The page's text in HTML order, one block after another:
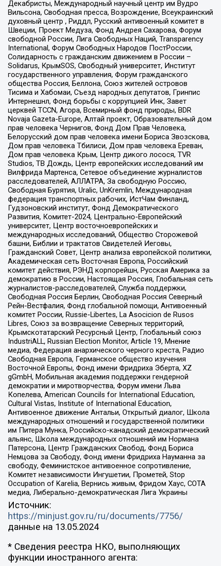
Декабристы, Международный научный центр им Вудро
Вильсона, Свободная пресса, Возрождение, Всеукраинский
духовный центр , Риддл, Русский антивоенный комитет в
Швеции, Проект Медуза, Фонд Андрея Сахарова, Форум
свободной России, Лига Свободных Наций, Transparеncy
International, Форум Свободных Народов ПостРоссии,
Солидарность с гражданским движением в России –
Solidarus, КрымSOS, Свободный университет, Институт
государственного управления, Форум гражданского
общества Россия, Беллона, Союз жителей островов
Тисима и Хабомаи, Съезд народных депутатов, Гринпис
Интернешнл, Фонд борьбы с коррупцией Инк, Завет
церквей TCCN, Агора, Всемирный фонд природы, BDR
Novaja Gazeta-Europe, Алтай проект, Образовательный дом
прав человека Чернигов, Фонд Дом Прав Человека,
Белорусский дом прав человека имени Бориса Звозскова,
Дом прав человека Тбилиси, Дом прав человека Ереван,
Дом прав человека Крым, Центр дикого лосося, TVR
Studios, ТВ Дождь, Центр европейских исследований им
Вилфрида Мартенса, Сетевое объединение журналистов
расследователей, АЛЛАТРА, За свободную Россию,
Свободная Бурятия, Uralic, UnKremlin, Международная
федерация транспортных рабочих, ИстЧам Финланд,
Гудзоновский институт, Фонд Демократического
Развития, Комитет-2024, Центрально-Европейский
университет, Центр восточноевропейских и
международных исследований, Общество Сторожевой
башни, Библии и трактатов Свидетелей Иеговы,
Гражданский Совет, Центр анализа европейской политики,
Академическая сеть Восточная Европа, Российский
комитет действия, РЭНД корпорейшн, Русская Америка за
демократию в России, Настоящая Россия, Глобальная сеть
журналистов-расследователей, Служба поддержки,
Свободная Россия Берлин, Свободная Россия Северный
Рейн-Вестфалия, Фонд глобальной помощи, Антивоенный
комитет России, Russie-Libertes, La Asocicion de Rusos
Libres, Союз за возвращение Северных территорий,
Крымскотатарский Ресурсный Центр, Глобальный союз
IndustriALL, Russian Election Monitor, Article 19, Мнение
медиа, Федерация анархического черного креста, Радио
Свободная Европа, Германское общество изучения
Восточной Европы, Фонд имени Фридриха Эберта, XZ
gGmbH, Мобильная академия поддержки гендерной
демократии и миротворчества, Форум имени Льва
Копелева, American Councils for International Education,
Cultural Vistas, Institute of International Education,
Антивоенное движение Антальи, Открытый диалог, Школа
международных отношений и государственной политики
им Питера Мунка, Российско-канадский демократический
альянс, Школа международных отношений им Нормана
Патерсона, Центр Гражданских Свобод, Фонд Бориса
Немцова за Свободу, Фонд имени Фридриха Науманна за
свободу, Феминистское антивоенное сопротивление,
Комитет независимости Ингушетии, Прометей, Stop
Occupation of Karelia, Вернись живым, Фридом Хаус, СОТА
медиа, Либерально-демократическая Лига Украины
Источник:
https://minjust.gov.ru/ru/documents/7756/
данные на 13.05.2024
* Сведения реестра НКО, выполняющих
функции иностранного агента: